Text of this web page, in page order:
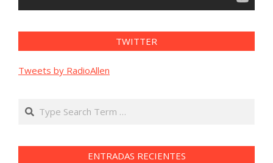
TWITTER
Tweets by RadioAllen
Search
ENTRADAS RECIENTES